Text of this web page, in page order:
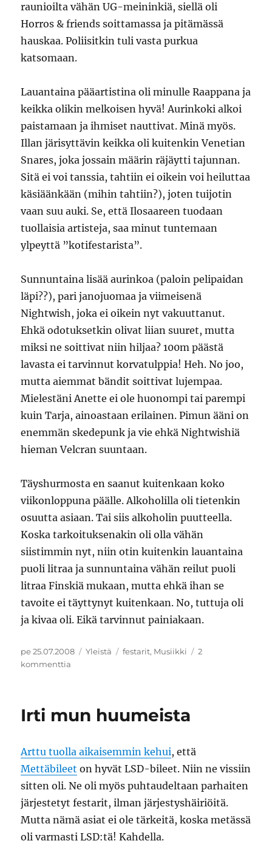
raunioilta vähän UG-meininkiä, siellä oli
Horros & friends soittamassa ja pitämässä
hauskaa. Poliisitkin tuli vasta purkua
katsomaan.
Lauantaina pääartistina oli minulle Raappana ja
keikka olikin melkoisen hyvä! Aurinkoki alkoi
paistamaan ja ihmiset nauttivat. Minä myös.
Illan järisyttävin keikka oli kuitenkin Venetian
Snares, joka jossain määrin räjäytti tajunnan.
Sitä ei voi tanssia, tahtiin ei oikein voi heiluttaa
käsiäänkään (mihin tahtiin?), joten tuijotin
vaan suu auki. Se, että Ilosaareen tuodaan
tuollaisia artisteja, saa minut tuntemaan
ylpeyttä ”kotifestarista”.
Sunnuntaina lisää aurinkoa (paloin pelipaidan
läpi??), pari janojuomaa ja viimeisenä
Nightwish, joka ei oikein nyt vakuuttanut.
Ehkä odotuksetkin olivat liian suuret, mutta
miksi ne soittivat niin hiljaa? 100m päästä
lavasta ei tarvinnut korvatulppia! Heh. No joo,
mutta aiemmat bändit soittivat lujempaa.
Mielestäni Anette ei ole huonompi tai parempi
kuin Tarja, ainoastaan erilainen. Pimun ääni on
enemmän skedepunk ja vie ehkä Nightwishiä
hieman Velcran suuntaan.
Täyshurmosta en saanut kuitenkaan koko
viikonloppuna päälle. Alkoholilla oli tietenkin
osuutta asiaan. Tai siis alkoholin puutteella.
Koska tarkoituksenakin oli olla vähän
siistimmin nyt, niin otin kuitenkin lauantaina
puoli litraa ja sunnuntaina vähän reilut puoli
litraa Finskiä mukaan, mutta ehkä ihan se
tavoite ei täyttynyt kuitenkaan. No, tuttuja oli
ja kivaa oli. Eikä tarvinnut painiakaan.
Julkaistu
pe 25.07.2008 Kategoriat
Yleistä Avainsanat
festarit, Musiikki
2
kommenttia
miten
Irti mun huumeista
Arttu tuolla aikaisemmin kehui, että
Mettäbileet on hyvät LSD-bileet. Niin ne vissiin
sitten oli. Ne oli myös puhtaudeltaan parhaiten
järjestetyt festarit, ilman järjestyshäiriöitä.
Mutta nämä asiat ei ole tärkeitä, koska metässä
oli varmasti LSD:tä! Kahdella.